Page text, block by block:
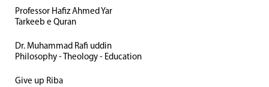
Professor Hafiz Ahmed Yar
Tarkeeb e Quran
Dr. Muhammad Rafi uddin
Philosophy - Theology - Education
Give up Riba